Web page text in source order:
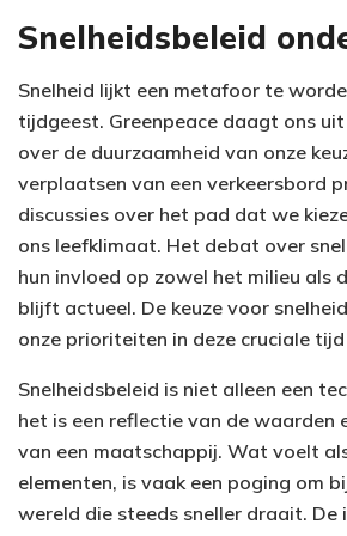
Snelheidsbeleid
Snelheid lijkt een metafoor te
tijdgeest. Greenpeace daagt ons
over de duurzaamheid van onze
verplaatsen van een verkeersbord
discussies over het pad dat we
ons leefklimaat. Het debat over
hun invloed op zowel het milieu als
blijft actueel. De keuze voor
onze prioriteiten in deze cruciale
Snelheidsbeleid is niet alleen een
het is een reflectie van de waarden
van een maatschappij. Wat voelt
elementen, is vaak een poging om
wereld die steeds sneller draait. De